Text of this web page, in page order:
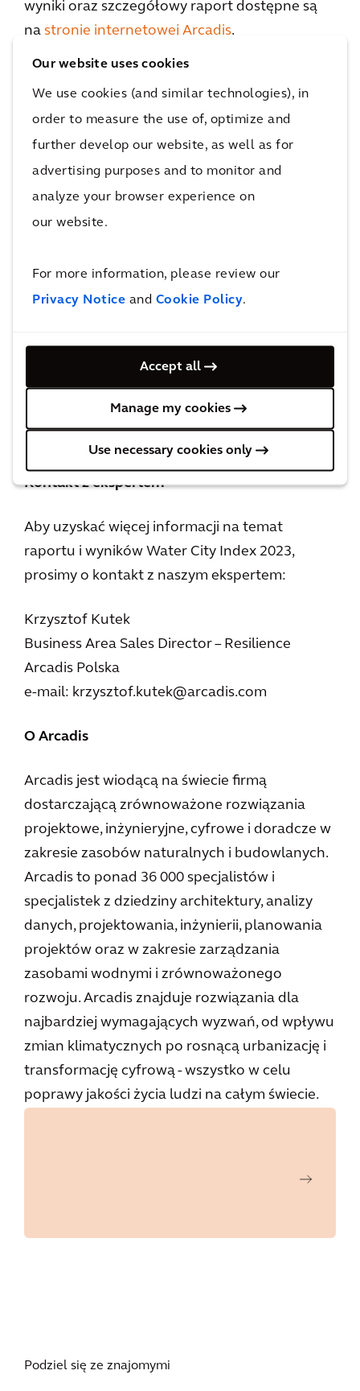
Our website uses cookies
We use cookies (and similar technologies), in
order to measure the use of, optimize and
further develop our website, as well as for
advertising purposes and to monitor and
analyze your browser experience on
our website.
For more information, please review our
Privacy Notice and Cookie Policy.
Accept all
Manage my cookies
Use necessary cookies only
wyniki oraz szczegółowy raport dostępne są
na stronie internetowej Arcadis.
Kontakt z ekspertem
Aby uzyskać więcej informacji na temat
raportu i wyników Water City Index 2023,
prosimy o kontakt z naszym ekspertem:
Krzysztof Kutek
Business Area Sales Director – Resilience
Arcadis Polska
e-mail: krzysztof.kutek@arcadis.com
O Arcadis
Arcadis jest wiodącą na świecie firmą
dostarczającą zrównoważone rozwiązania
projektowe, inżynieryjne, cyfrowe i doradcze w
zakresie zasobów naturalnych i budowlanych.
Arcadis to ponad 36 000 specjalistów i
specjalistek z dziedziny architektury, analizy
danych, projektowania, inżynierii, planowania
projektów oraz w zakresie zarządzania
zasobami wodnymi i zrównoważonego
rozwoju. Arcadis znajduje rozwiązania dla
najbardziej wymagających wyzwań, od wpływu
zmian klimatycznych po rosnącą urbanizację i
transformację cyfrową - wszystko w celu
poprawy jakości życia ludzi na całym świecie.
Podziel się ze znajomymi